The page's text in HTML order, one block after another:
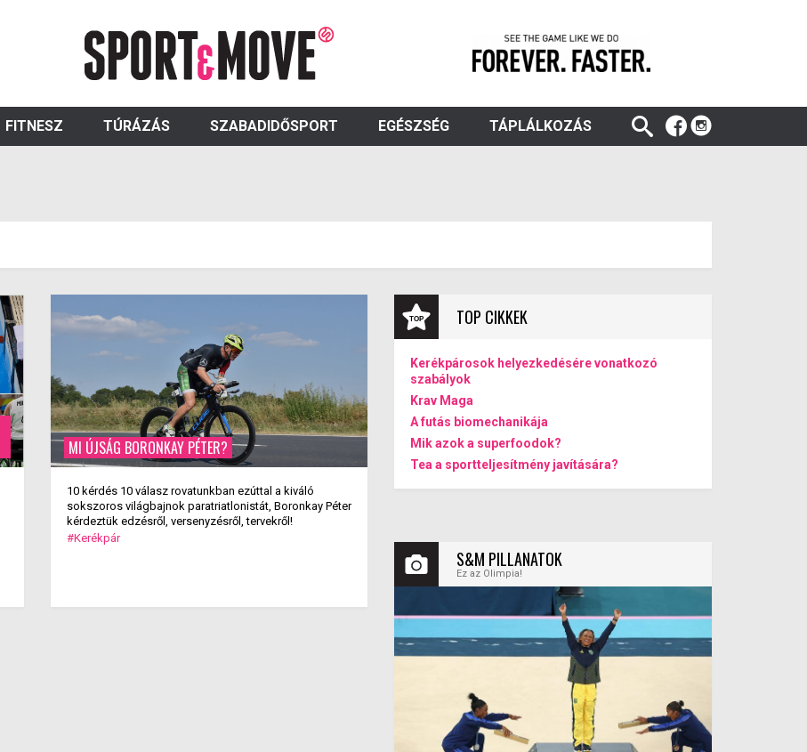
FITNESZ TÚRÁZÁS SZABADIDŐSPORT EGÉSZSÉG TÁPLÁLKOZÁS
MI ÚJSÁG BORONKAY PÉTER?
10 kérdés 10 válasz rovatunkban ezúttal a kiváló
sokszoros világbajnok paratriatlonistát, Boronkay Péter
kérdeztük edzésről, versenyzésről, tervekről!
#Kerékpár
TOP CIKKEK
Kerékpárosok helyezkedésére vonatkozó
szabályok
Krav Maga
A futás biomechanikája
Mik azok a superfoodok?
Tea a sportteljesítmény javítására?
S&M PILLANATOK
Ez az Olimpia!